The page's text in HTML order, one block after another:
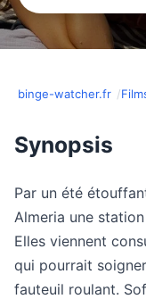
binge-watcher.fr
Synopsis
Par un été
Almeria une
Elles viennent
qui pourrait
fauteuil roulant.